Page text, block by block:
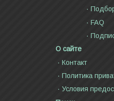
FAQ
О сайте
Контакт
Политика
Условия